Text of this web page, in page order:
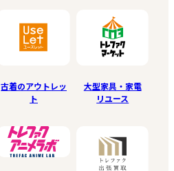
古着のアウトレッ
ト
大型家具・家電
リユース